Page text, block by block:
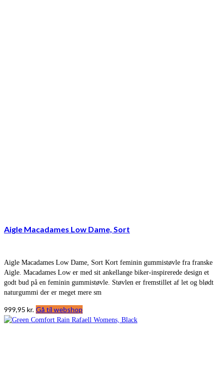
Aigle Macadames Low Dame, Sort
Aigle Macadames Low Dame, Sort Kort feminin gummistøvle fra franske
Aigle. Macadames Low er med sit ankellange biker-inspirerede design et
godt bud på en feminin gummistøvle. Støvlen er fremstillet af let og blødt
naturgummi der er meget mere sm
999,95 kr. Gå til webshop